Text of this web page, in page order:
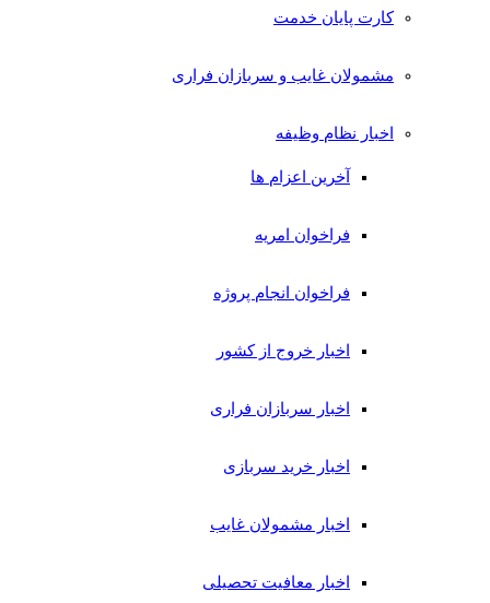
کارت پایان خدمت
مشمولان غایب و سربازان فراری
اخبار نظام وظیفه
آخرین اعزام ها
فراخوان امریه
فراخوان انجام پروژه
اخبار خروج از کشور
اخبار سربازان فراری
اخبار خرید سربازی
اخبار مشمولان غایب
اخبار معافیت تحصیلی